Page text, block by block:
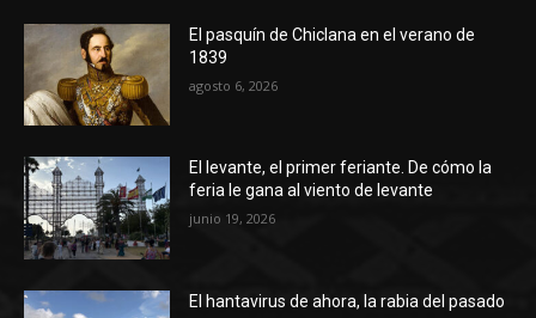
El pasquín de Chiclana en el verano de
1839
agosto 6, 2026
El levante, el primer feriante. De cómo la
feria le gana al viento de levante
junio 19, 2026
El hantavirus de ahora, la rabia del pasado